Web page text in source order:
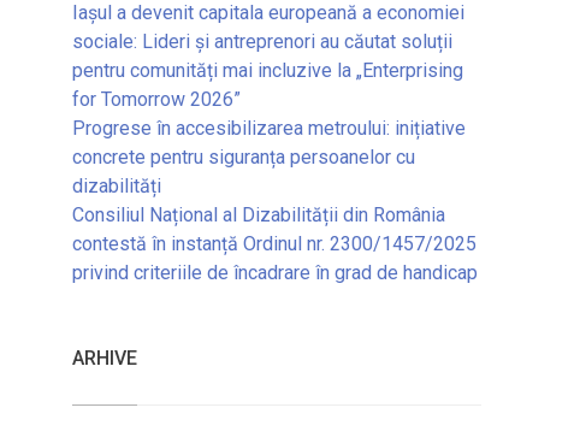
Iașul a devenit capitala europeană a economiei
sociale: Lideri și antreprenori au căutat soluții
pentru comunități mai incluzive la „Enterprising
for Tomorrow 2026”
Progrese în accesibilizarea metroului: inițiative
concrete pentru siguranța persoanelor cu
dizabilități
Consiliul Național al Dizabilității din România
contestă în instanță Ordinul nr. 2300/1457/2025
privind criteriile de încadrare în grad de handicap
ARHIVE